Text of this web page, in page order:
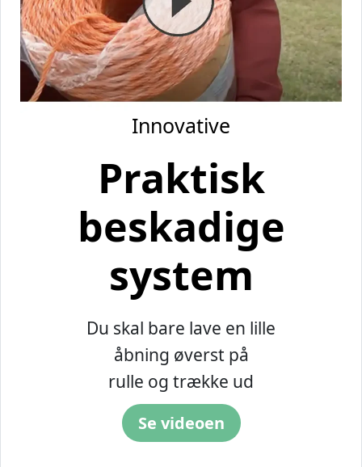
Innovative
Praktisk
beskadige
system
Du skal bare lave en lille
åbning øverst på
rulle og trække ud
Se videoen